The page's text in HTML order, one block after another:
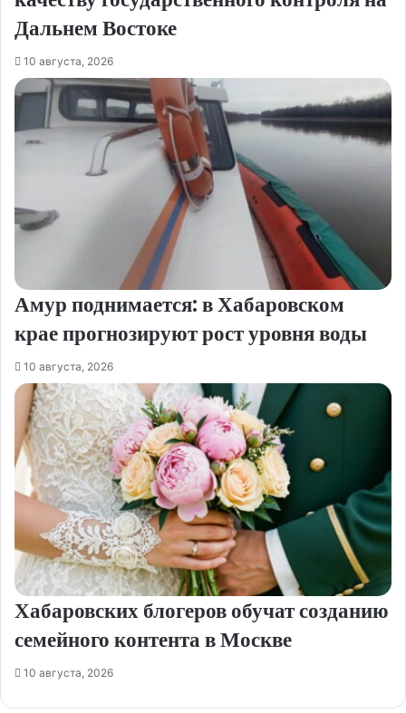
Дальнем Востоке
10 августа, 2026
Амур поднимается: в Хабаровском
крае прогнозируют рост уровня воды
10 августа, 2026
Хабаровских блогеров обучат созданию
семейного контента в Москве
10 августа, 2026